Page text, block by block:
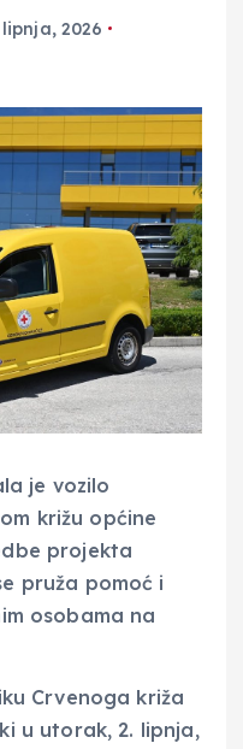
lipnja, 2026
je vozilo
križu općine
projekta
pruža pomoć i
osobama na
Crvenoga križa
u utorak, 2. lipnja,